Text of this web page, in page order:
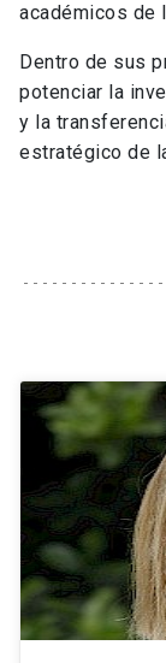
académicos de
Dentro de sus
potenciar la
y la
estratégico de